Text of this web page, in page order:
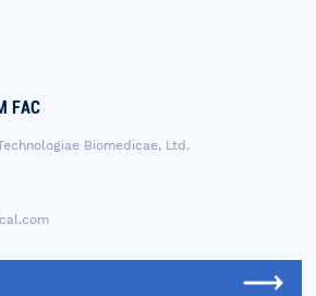
FAC
Biomedicae, Ltd.